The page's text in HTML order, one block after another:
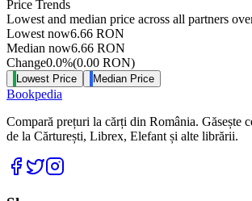
Price Trends
Lowest and median price across all partners
Lowest now6.66 RON
Median now6.66 RON
Change0.0%(0.00 RON)
Lowest Price Median Price
Bookpedia
Compară prețuri la cărți din România. Găsește
de la Cărturești, Librex, Elefant și alte librării.
Facebook
Twitter